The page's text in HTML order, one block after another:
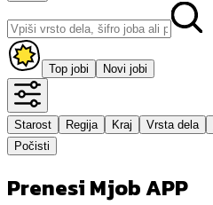
Top jobi Novi jobi
Starost Regija Kraj Vrsta dela
Počisti
Prenesi Mjob APP